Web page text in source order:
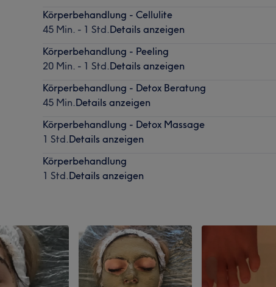
Körperbehandlung - Cellulite
45 Min. - 1 Std.Details anzeigen
Körperbehandlung - Peeling
20 Min. - 1 Std.Details anzeigen
Körperbehandlung - Detox Beratung
45 Min.Details anzeigen
Körperbehandlung - Detox Massage
1 Std.Details anzeigen
Körperbehandlung
1 Std.Details anzeigen